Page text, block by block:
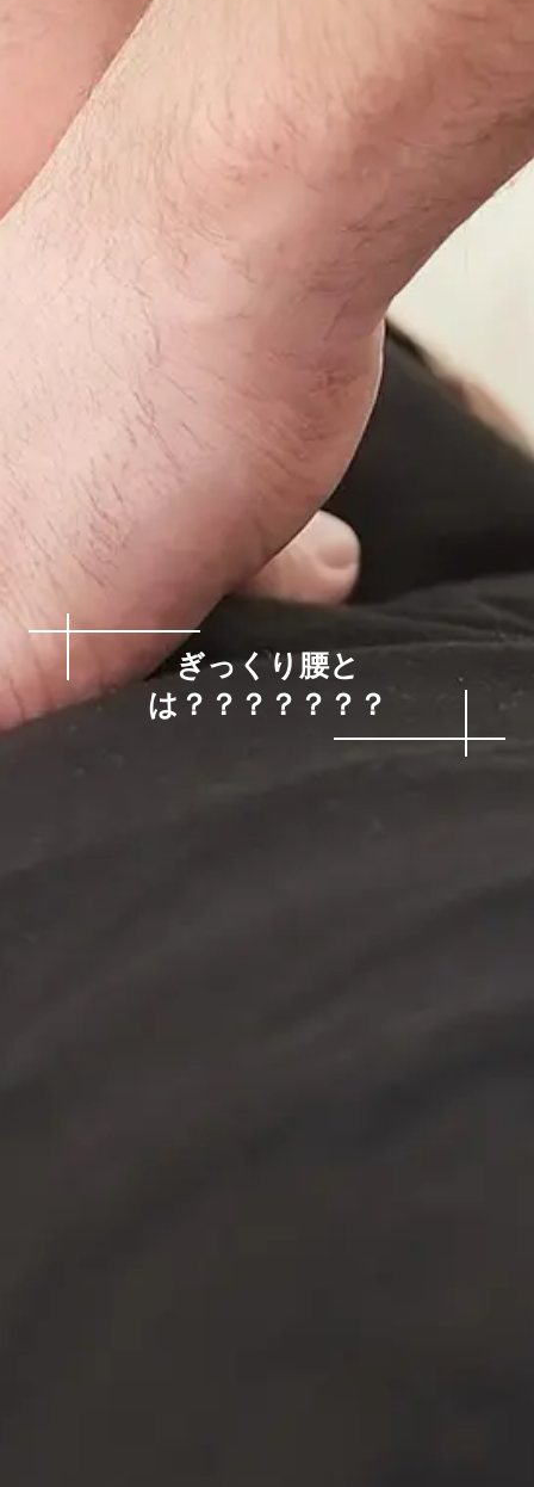
ぎっくり腰と
は？？？？？？？